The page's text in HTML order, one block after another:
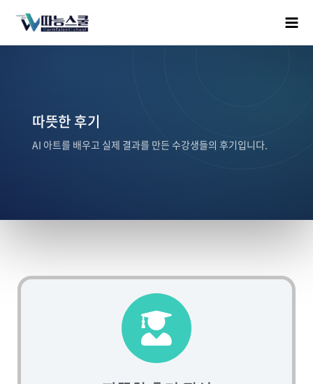
따뜻한 후기
AI 아트를 배우고 실제 결과를 만든 수강생들의 후기입니다.